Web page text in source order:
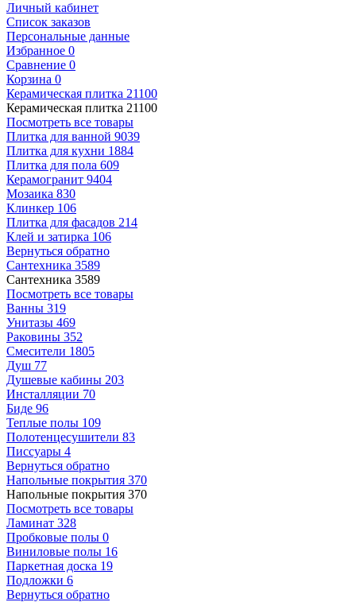
Личный кабинет
Список заказов
Персональные данные
Избранное 0
Сравнение 0
Корзина 0
Керамическая плитка 21100
Керамическая плитка 21100
Посмотреть все товары
Плитка для ванной 9039
Плитка для кухни 1884
Плитка для пола 609
Керамогранит 9404
Мозаика 830
Клинкер 106
Плитка для фасадов 214
Клей и затирка 106
Вернуться обратно
Сантехника 3589
Сантехника 3589
Посмотреть все товары
Ванны 319
Унитазы 469
Раковины 352
Смесители 1805
Душ 77
Душевые кабины 203
Инсталляции 70
Биде 96
Теплые полы 109
Полотенцесушители 83
Писсуары 4
Вернуться обратно
Напольные покрытия 370
Напольные покрытия 370
Посмотреть все товары
Ламинат 328
Пробковые полы 0
Виниловые полы 16
Паркетная доска 19
Подложки 6
Вернуться обратно